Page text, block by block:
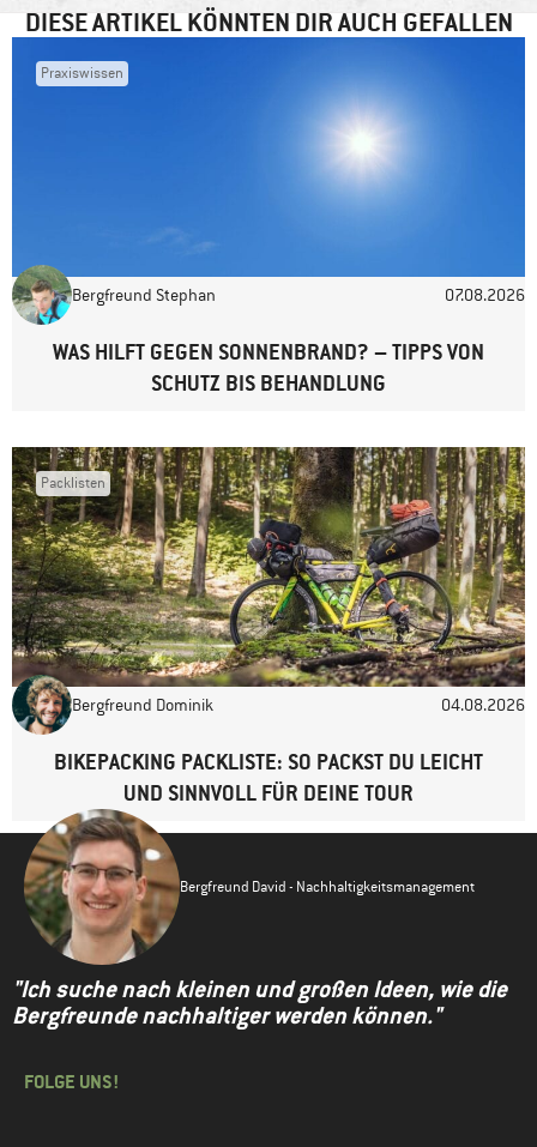
Website
DIESE ARTIKEL KÖNNTEN DIR AUCH GEFALLEN
Praxiswissen
Bergfreund Stephan 07.08.2026
WAS HILFT GEGEN SONNENBRAND? – TIPPS VON
SCHUTZ BIS BEHANDLUNG
Packlisten
Bergfreund Dominik 04.08.2026
BIKEPACKING PACKLISTE: SO PACKST DU LEICHT
UND SINNVOLL FÜR DEINE TOUR
Bergfreund David - Nachhaltigkeitsmanagement
"Ich suche nach kleinen und großen Ideen, wie die
Bergfreunde nachhaltiger werden können."
FOLGE UNS!